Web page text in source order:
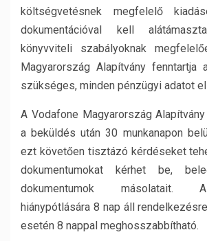
költségvetésnek megfelelő
dokumentációval kell
könyvviteli szabályoknak
Magyarország Alapítvány fenntartja
szükséges, minden pénzügyi adatot
A Vodafone Magyarország
a beküldés után 30 munkanapon
ezt követően tisztázó kérdéseket
dokumentumokat kérhet be,
dokumentumok másolatait.
hiánypótlására 8 nap áll
esetén 8 nappal meghosszabbítható.